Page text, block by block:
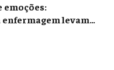
emoções:
levam
em Campos